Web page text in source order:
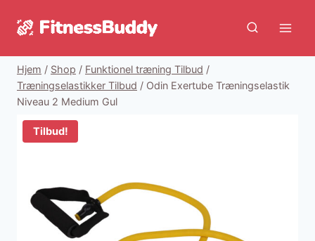
Hjem / Shop / Funktionel træning Tilbud /
Træningselastikker Tilbud / Odin Exertube Træningselastik
Niveau 2 Medium Gul
Tilbud!